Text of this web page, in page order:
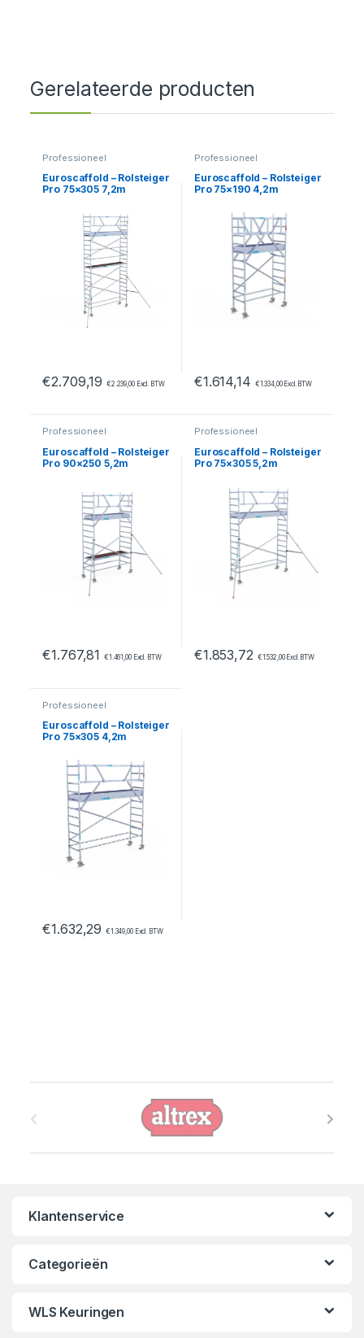
Gerelateerde producten
Professioneel
Euroscaffold – Rolsteiger
Pro 75×305 7,2m
€2.709,19 €2.239,00Excl. BTW
Professioneel
Euroscaffold – Rolsteiger
Pro 75×190 4,2m
€1.614,14 €1.334,00Excl. BTW
Professioneel
Euroscaffold – Rolsteiger
Pro 90×250 5,2m
€1.767,81 €1.461,00Excl. BTW
Professioneel
Euroscaffold – Rolsteiger
Pro 75×305 5,2m
vloer tegen de gevel
€1.853,72 €1.532,00Excl. BTW
Professioneel
Euroscaffold – Rolsteiger
Pro 75×305 4,2m
vloer tegen de gevel
€1.632,29 €1.349,00Excl. BTW
Klantenservice
Categorieën
WLS Keuringen